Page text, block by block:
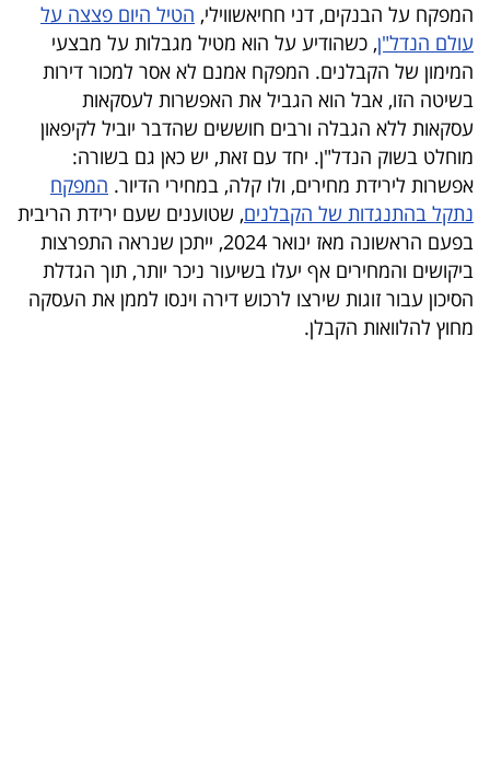
קריירה
ולימודים
מינויים
רייטינג
רכב
בריאות
תרבות
המפקח על הבנקים, דני חחיאשווילי, הטיל היום פצצה על
עולם הנדל"ן, כשהודיע על הוא מטיל מגבלות על מבצעי
המימון של הקבלנים. המפקח אמנם לא אסר למכור דירות
בשיטה הזו, אבל הוא הגביל את האפשרות לעסקאות
עסקאות ללא הגבלה ורבים חוששים שהדבר יוביל לקיפאון
מוחלט בשוק הנדל"ן. יחד עם זאת, יש כאן גם בשורה:
אפשרות לירידת מחירים, ולו קלה, במחירי הדיור. המפקח
נתקל בהתנגדות של הקבלנים, שטוענים שעם ירידת הריבית
בפעם הראשונה מאז ינואר 2024, ייתכן שנראה התפרצות
ביקושים והמחירים אף יעלו בשיעור ניכר יותר, תוך הגדלת
הסיכון עבור זוגות שירצו לרכוש דירה וינסו לממן את העסקה
מחוץ להלוואות הקבלן.